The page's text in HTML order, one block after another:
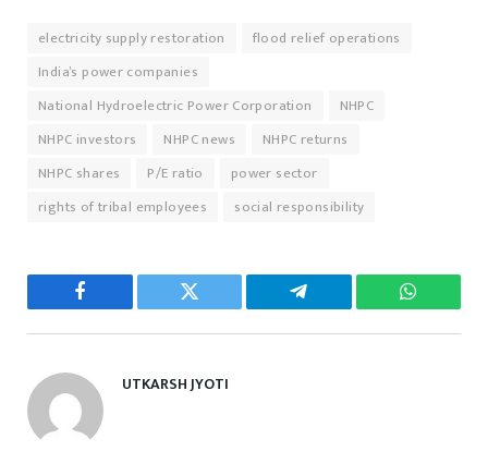
electricity supply restoration
flood relief operations
India’s power companies
National Hydroelectric Power Corporation
NHPC
NHPC investors
NHPC news
NHPC returns
NHPC shares
P/E ratio
power sector
rights of tribal employees
social responsibility
Facebook Twitter Telegram
UTKARSH JYOTI